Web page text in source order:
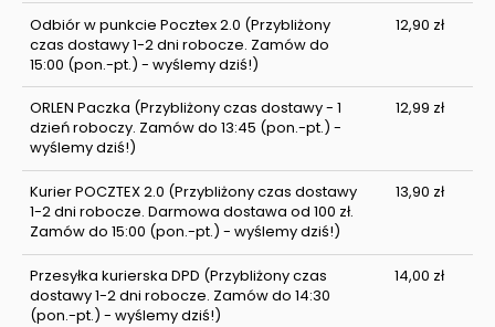
Odbiór w punkcie Pocztex 2.0 (Przybliżony
czas dostawy 1-2 dni robocze. Zamów do
15:00 (pon.-pt.) - wyślemy dziś!)
12,90 zł
ORLEN Paczka (Przybliżony czas dostawy - 1
dzień roboczy. Zamów do 13:45 (pon.-pt.) -
wyślemy dziś!)
12,99 zł
Kurier POCZTEX 2.0 (Przybliżony czas dostawy
1-2 dni robocze. Darmowa dostawa od 100 zł.
Zamów do 15:00 (pon.-pt.) - wyślemy dziś!)
13,90 zł
Przesyłka kurierska DPD (Przybliżony czas
dostawy 1-2 dni robocze. Zamów do 14:30
(pon.-pt.) - wyślemy dziś!)
14,00 zł